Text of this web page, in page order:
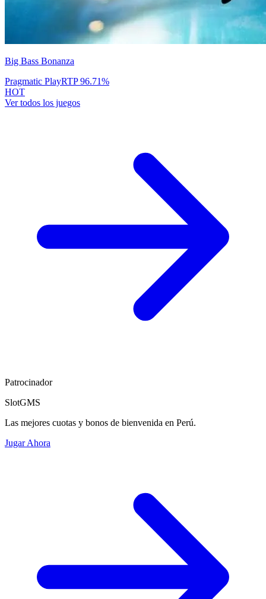
Big Bass Bonanza
Pragmatic PlayRTP96.71%
HOT
Ver todos los juegos
Patrocinador
SlotGMS
Las mejores cuotas y bonos de bienvenida en Perú.
Jugar Ahora